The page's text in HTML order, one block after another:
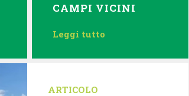
CAMPI VICINI
Leggi tutto
ARTICOLO